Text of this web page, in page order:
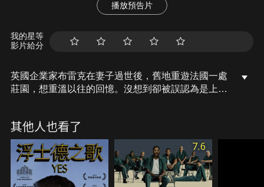
播放預告片
我的星等
影片給分
英國企業家布雷克在妻子過世後，舊地重遊法國一處
莊園，想重溫以往的回憶。沒想到卻被誤認為是上門
幹練卻嘴巴不饒人的女總管、暗戀女總管卻不敢說出
口的園丁，這裡的每個人都隱藏著一個秘密，就連他
們的貓也是！原本在商場叱吒風雲的布雷克就這樣過
起任人使喚的日子，眼看飯碗不如想像中好端，安德
魯該如何重振莊園，並成功收服這座莊園的大大小
其他人也看了
7.6